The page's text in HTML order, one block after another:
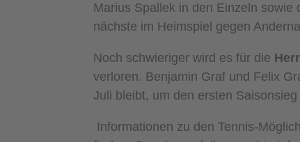
Marius Spallek in den Einzeln sowie
nächste im Heimspiel gegen
Noch schwieriger wird es für die
verloren. Benjamin Graf und Felix
Juli bleibt, um den ersten Saisonsieg
Informationen zu den Tennis-